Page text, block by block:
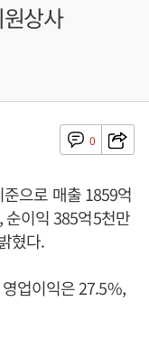
상사
0
으로 매출 1859억
이익 385억5천만
혔다.
업이익은 27.5%,